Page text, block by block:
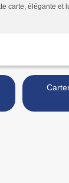
carte, élégante et